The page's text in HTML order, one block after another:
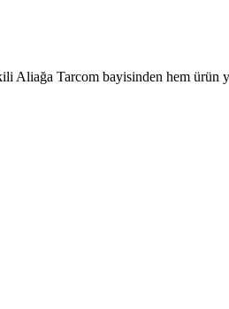
Aliağa Tarcom bayisinden hem ürün